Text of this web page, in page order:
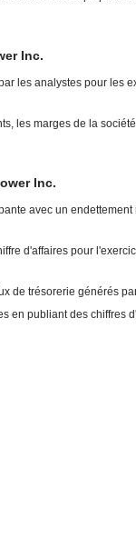
Inc.
les analystes pour les
les marges de la
Inc.
avec un endettement
d'affaires pour
de trésorerie générés
en publiant des chiffres